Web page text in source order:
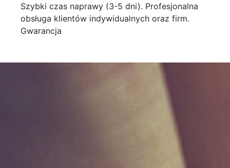
Szybki czas naprawy (3-5 dni). Profesjonalna
obsługa klientów indywidualnych oraz firm.
Gwarancja